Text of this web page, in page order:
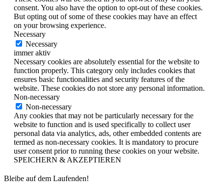
consent. You also have the option to opt-out of these cookies.
But opting out of some of these cookies may have an effect
on your browsing experience.
Necessary
Necessary
immer aktiv
Necessary cookies are absolutely essential for the website to
function properly. This category only includes cookies that
ensures basic functionalities and security features of the
website. These cookies do not store any personal information.
Non-necessary
Non-necessary
Any cookies that may not be particularly necessary for the
website to function and is used specifically to collect user
personal data via analytics, ads, other embedded contents are
termed as non-necessary cookies. It is mandatory to procure
user consent prior to running these cookies on your website.
SPEICHERN & AKZEPTIEREN
Bleibe auf dem Laufenden!